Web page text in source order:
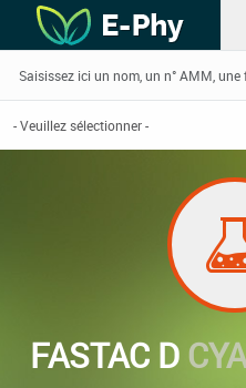
FASTAC D